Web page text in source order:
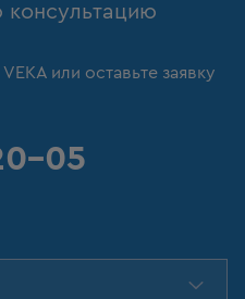
консультацию
или оставьте заявку
05